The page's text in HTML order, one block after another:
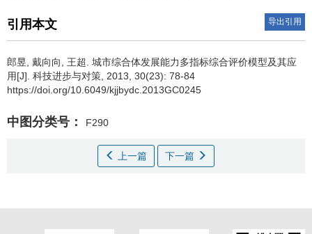
引用本文 导出引用
郎昱 戴向向 王超
城市综合体发展能力多指标综合评价模型及其应
用[J]. 科技进步与对策, 2013, 30(23): 78-84
https://doi.org/10.6049/kjjbydc.2013GC0245
中图分类号： F290
上一篇 下一篇